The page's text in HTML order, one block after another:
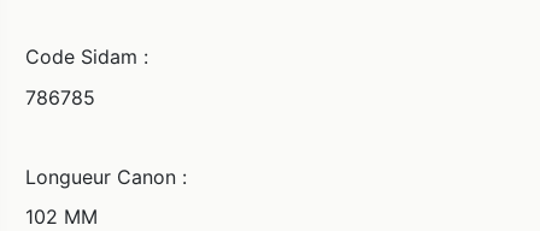
Code Sidam :
786785
Longueur Canon :
102 MM